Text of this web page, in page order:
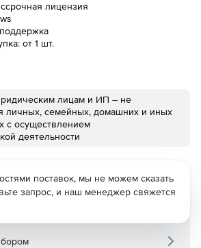
лицензия
от 1 шт.
лицам и ИП – не
личных, семейных, домашних и иных
с осуществлением
деятельности
поставок, мы не можем сказать
запрос, и наш менеджер свяжется